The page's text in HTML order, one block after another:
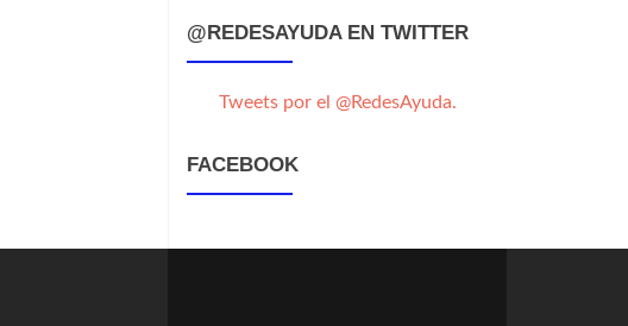
@REDESAYUDA EN TWITTER
Tweets por el @RedesAyuda.
FACEBOOK